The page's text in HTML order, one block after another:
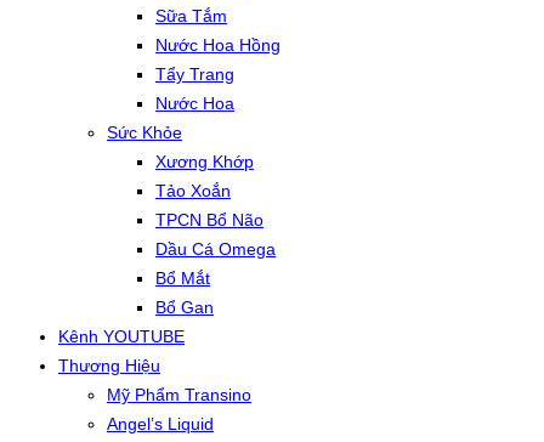
Sữa Tắm
Nước Hoa Hồng
Tẩy Trang
Nước Hoa
Sức Khỏe
Xương Khớp
Tảo Xoắn
TPCN Bổ Não
Dầu Cá Omega
Bổ Mắt
Bổ Gan
Kênh YOUTUBE
Thương Hiệu
Mỹ Phẩm Transino
Angel’s Liquid